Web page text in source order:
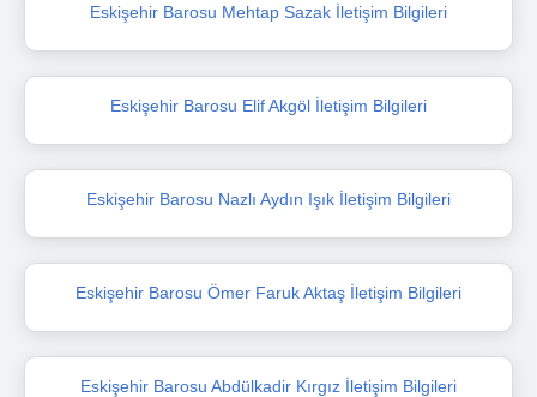
Eskişehir Barosu Mehtap Sazak İletişim Bilgileri
Eskişehir Barosu Elif Akgöl İletişim Bilgileri
Eskişehir Barosu Nazlı Aydın Işık İletişim Bilgileri
Eskişehir Barosu Ömer Faruk Aktaş İletişim Bilgileri
Eskişehir Barosu Abdülkadir Kırgız İletişim Bilgileri